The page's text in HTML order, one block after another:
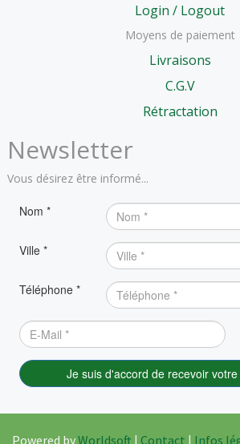
Login / Logout
Moyens de paiement
Livraisons
C.G.V
Rétractation
Newsletter
Vous désirez être informé...
Powered byWorldsoft | Contact | Infos